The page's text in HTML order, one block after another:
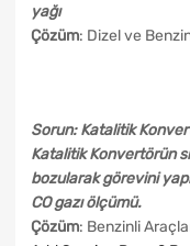
yağı
Çözüm: Dizel ve
Sorun: Katalitik
Katalitik Konvertörün
bozularak görevini
CO gazı ölçümü.
Çözüm: Benzinli